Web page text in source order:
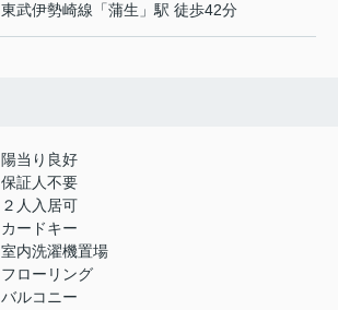
東武伊勢崎線 「蒲生 」駅 徒歩42分
陽当り良好
保証人不要
２人入居可
カードキー
室内洗濯機置場
フローリング
バルコニー